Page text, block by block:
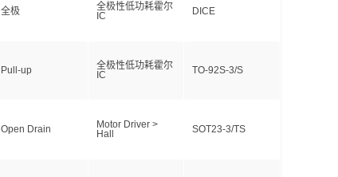
全极
全极性低功耗霍尔
IC
DICE
Pull-up
全极性低功耗霍尔
IC
TO-92S-3/S
Open Drain
Motor Driver >
Hall
SOT23-3/TS